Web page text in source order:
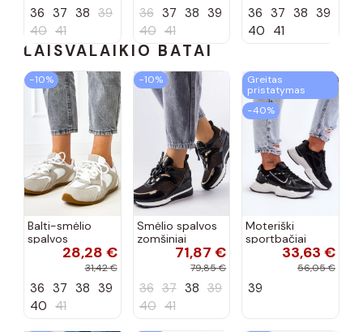
36 37 38 39
40 41
36 37 38 39
40 41
36 37 38 39
40 41
LAISVALAIKIO BATAI
−10%
Balti-smėlio
spalvos
sportiniai
Casey
28,28 €
31,42 €
36 37 38 39
40 41
−10%
Smėlio spalvos
zomšiniai
sportiniai
bateliai, „Karino"
71,87 €
79,85 €
36 37 38 39
40 41
Greitas
pristatymas
−40%
Moteriški
sportbačiai
juodos spalvos
33,63 €
56,05 €
39